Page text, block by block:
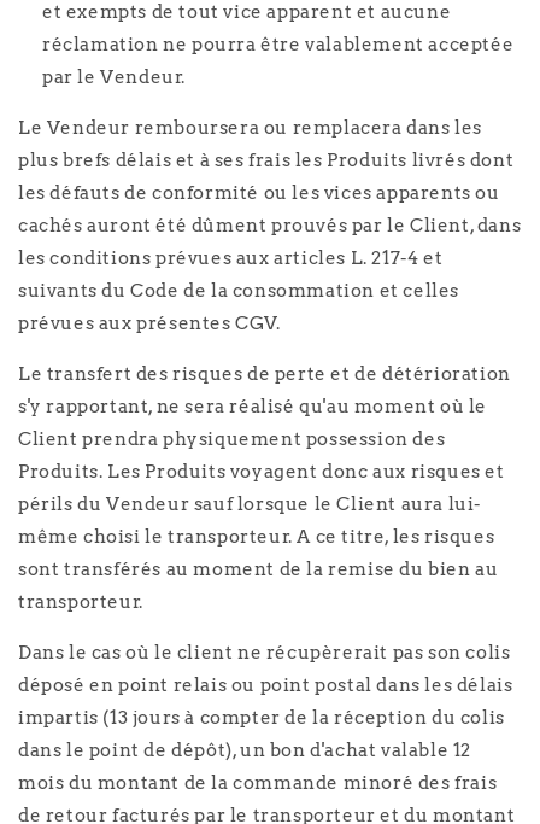
et exempts de tout vice apparent et aucune
réclamation ne pourra être valablement acceptée
par le Vendeur.
Le Vendeur remboursera ou remplacera dans les
plus brefs délais et à ses frais les Produits livrés dont
les défauts de conformité ou les vices apparents ou
cachés auront été dûment prouvés par le Client, dans
les conditions prévues aux articles L. 217-4 et
suivants du Code de la consommation et celles
prévues aux présentes CGV.
Le transfert des risques de perte et de détérioration
s'y rapportant, ne sera réalisé qu'au moment où le
Client prendra physiquement possession des
Produits. Les Produits voyagent donc aux risques et
périls du Vendeur sauf lorsque le Client aura lui-
même choisi le transporteur. A ce titre, les risques
sont transférés au moment de la remise du bien au
transporteur.
Dans le cas où le client ne récupèrerait pas son colis
déposé en point relais ou point postal dans les délais
impartis (13 jours à compter de la réception du colis
dans le point de dépôt), un bon d'achat valable 12
mois du montant de la commande minoré des frais
de retour facturés par le transporteur et du montant